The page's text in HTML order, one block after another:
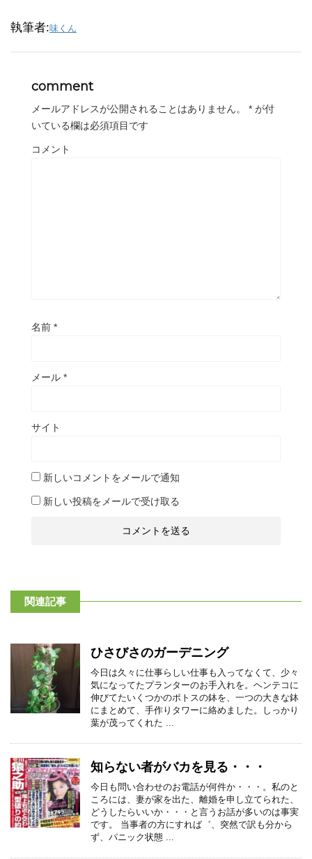
執筆者:味くん
comment
メールアドレスが公開されることはありません。 * が付
いている欄は必須項目です
コメント
名前 *
メール *
サイト
新しいコメントをメールで通知
新しい投稿をメールで受け取る
関連記事
ひさびさのガーデニング
今日は久々に仕事らしい仕事も入ってなくて、少々
気になってたプランターのお手入れを。ヘンテコに
伸びてたいくつかのポトスの鉢を、一つの大きな鉢
にまとめて、手作りタワーに絡めました。しっかり
葉が茂ってくれた ...
知らない者がバカを見る・・・
今日も問い合わせのお電話が何件か・・・。私のと
ころには、妻が家を出た、離婚を申し立てられた、
どうしたらいいか・・・と言うお話が多いのは事実
です。 当事者の方にすれば゛、突然で訳も分から
ず、パニック状態 ...